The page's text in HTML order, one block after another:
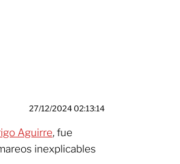
27/12/2024 02:13:14
Aguirre, fue
inexplicables